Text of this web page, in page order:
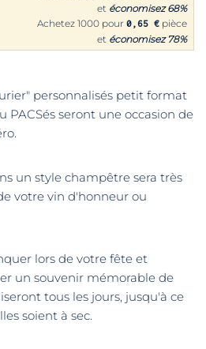
et économisez68%
Achetez 1000 pour 0,65 € pièce
et économisez 78%
personnalisés petit format
PACSés seront une occasion de
un style champêtre sera très
votre vin d'honneur ou
lors de votre fête et
un souvenir mémorable de
tous les jours, jusqu'à ce
soient à sec.